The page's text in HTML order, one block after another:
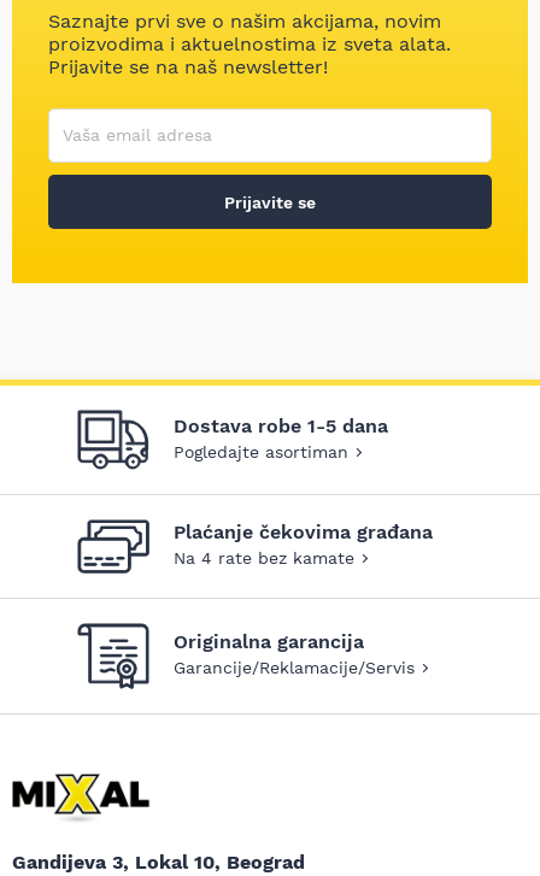
Saznajte prvi sve o našim akcijama, novim
proizvodima i aktuelnostima iz sveta alata.
Prijavite se na naš newsletter!
Korisničko ime
Vaša email adresa
Prijavite se
Dostava robe 1-5 dana
Pogledajte asortiman
Plaćanje čekovima građana
Na 4 rate bez kamate
Originalna garancija
Garancije/Reklamacije/Servis
Gandijeva 3, Lokal 10, Beograd